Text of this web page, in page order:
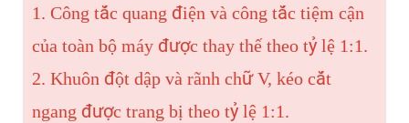
1. Công tắc quang điện và công tắc tiệm cận
của toàn bộ máy được thay thế theo tỷ lệ 1:1.
2. Khuôn đột dập và rãnh chữ V, kéo cắt
ngang được trang bị theo tỷ lệ 1:1.